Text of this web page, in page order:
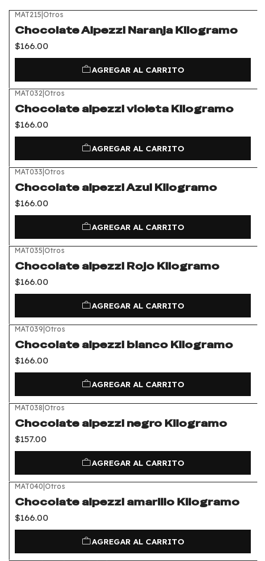
MAT215 Otros
Chocolate Alpezzi Naranja Kilogramo
$166.00
AGREGAR AL CARRITO
MAT032| Otros
Chocolate alpezzi violeta Kilogramo
$166.00
AGREGAR AL CARRITO
MAT033 Otros
Chocolate alpezzi Azul Kilogramo
$166.00
AGREGAR AL CARRITO
MAT035 Otros
Chocolate alpezzi Rojo Kilogramo
$166.00
AGREGAR AL CARRITO
MAT039 Otros
Chocolate alpezzi blanco Kilogramo
$166.00
AGREGAR AL CARRITO
MAT038 Otros
Chocolate alpezzi negro Kilogramo
$157.00
AGREGAR AL CARRITO
MAT040 Otros
Chocolate alpezzi amarillo Kilogramo
$166.00
AGREGAR AL CARRITO